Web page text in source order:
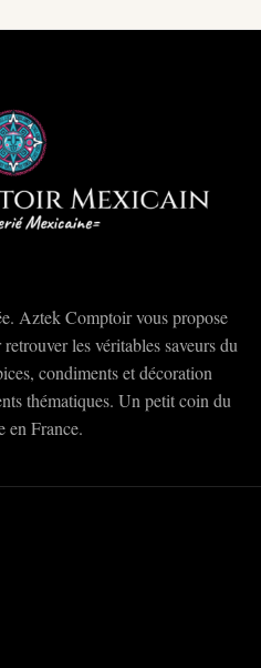
Aztek Comptoir vous propose
les véritables saveurs du
condiments et décoration
thématiques. Un petit coin du
en France.